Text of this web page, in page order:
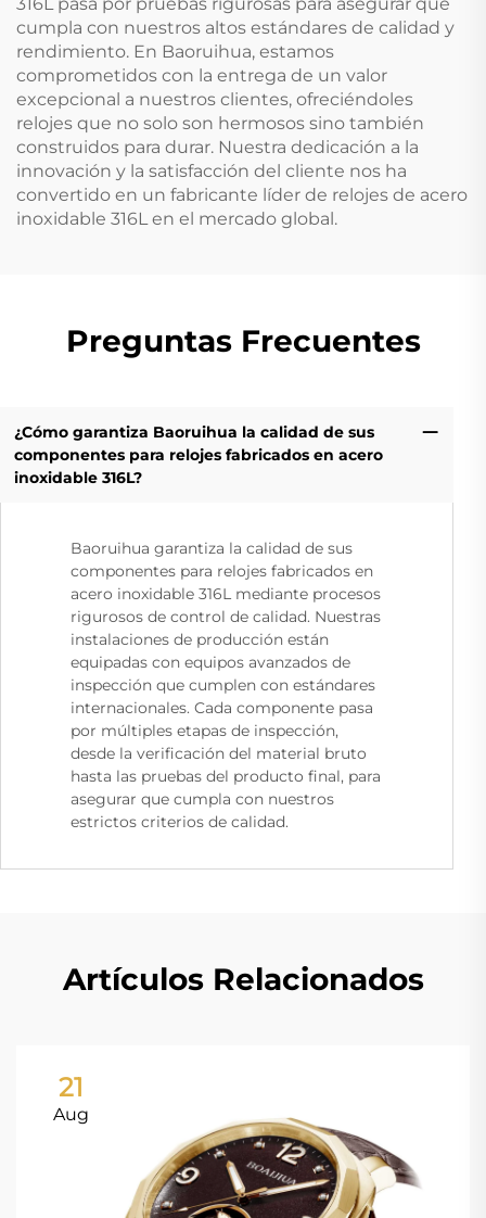
cumpla con nuestros altos estándares de calidad y
rendimiento. En Baoruihua, estamos
comprometidos con la entrega de un valor
excepcional a nuestros clientes, ofreciéndoles
relojes que no solo son hermosos sino también
construidos para durar. Nuestra dedicación a la
innovación y la satisfacción del cliente nos ha
convertido en un fabricante líder de relojes de acero
inoxidable 316L en el mercado global.
Preguntas Frecuentes
¿Cómo garantiza Baoruihua la calidad de sus
componentes para relojes fabricados en acero
inoxidable 316L?
Baoruihua garantiza la calidad de sus
componentes para relojes fabricados en
acero inoxidable 316L mediante procesos
rigurosos de control de calidad. Nuestras
instalaciones de producción están
equipadas con equipos avanzados de
inspección que cumplen con estándares
internacionales. Cada componente pasa
por múltiples etapas de inspección,
desde la verificación del material bruto
hasta las pruebas del producto final, para
asegurar que cumpla con nuestros
estrictos criterios de calidad.
Artículos Relacionados
21
Aug